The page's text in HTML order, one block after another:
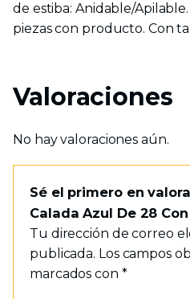
de estiba: Anidable/
piezas con producto. Con
Valoraciones
No hay valoraciones aún.
Sé el primero en
Calada Azul De 28
Tu dirección de correo
publicada. Los campos
marcados con *